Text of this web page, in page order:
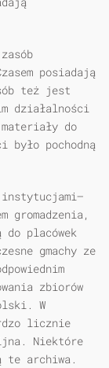
posiadają
też jest
działalności
do
pochodną
instytucjami—
gromadzenia,
placówek
gmachy ze
zbiorów
W
licznie
Niektóre
te archiwa.